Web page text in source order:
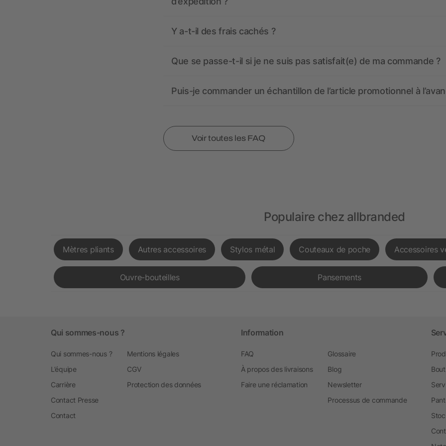
Y a-t-il des frais cachés ?
Que se passe-t-il si je ne suis pas satisfait(e) de ma commande ?
Puis-je commander un échantillon de l’article promotionnel à
Voir toutes les FAQ
Populaire chez allbranded
Mètres pliants Autres accessoires Stylos métal Couteaux de poche Accessoires
Ouvre-bouteilles Pansements
Qui sommes-nous ?
Qui sommes-nous ?
L’équipe
Carrière
Contact Presse
Contact
Mentions légales
CGV
Protection des données
Information
FAQ
À propos des livraisons
Faire une réclamation
Glossaire
Blog
Newsletter
Processus de commande